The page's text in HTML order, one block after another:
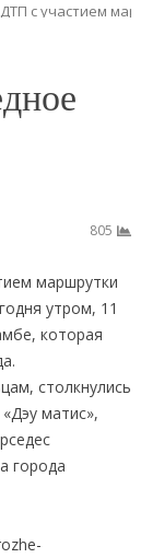
с участием
805
утром, 11
которая
столкнулись
матис»,
города